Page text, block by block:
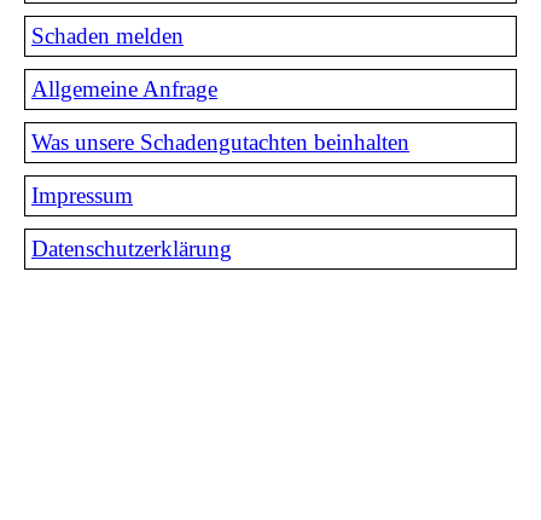
Schaden melden
Allgemeine Anfrage
Was unsere Schadengutachten beinhalten
Impressum
Datenschutzerklärung